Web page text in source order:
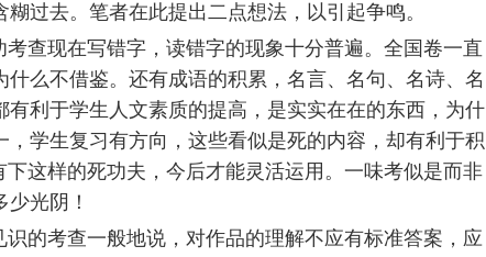
过去。笔者在此提出二点想法，以引起争鸣。
查现在写错字，读错字的现象十分普遍。全国卷一直
么不借鉴。还有成语的积累，名言、名句、名诗、名
利于学生人文素质的提高，是实实在在的东西，为什
学生复习有方向，这些看似是死的内容，却有利于积
下这样的死功夫，今后才能灵活运用。一味考似是而非
光阴！
识的考查一般地说，对作品的理解不应有标准答案，应